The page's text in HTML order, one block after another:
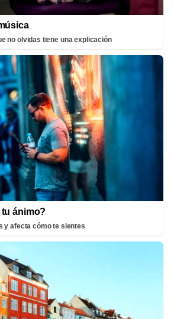
no olvidas tiene una explicación
ánimo?
y afecta cómo te sientes